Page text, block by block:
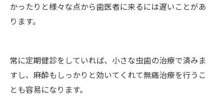
かったりと様々な点から歯医者に来るには遅いことがあ
ります。
常に定期健診をしていれば、小さな虫歯の治療で済みま
すし、麻酔もしっかりと効いてくれて無痛治療を行うこ
とも容易になります。